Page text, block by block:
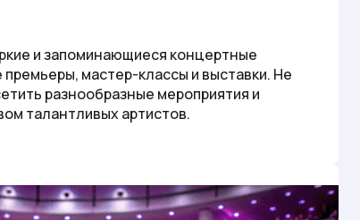
и запоминающиеся концертные
мастер-классы и выставки. Не
разнообразные мероприятия и
талантливых артистов.